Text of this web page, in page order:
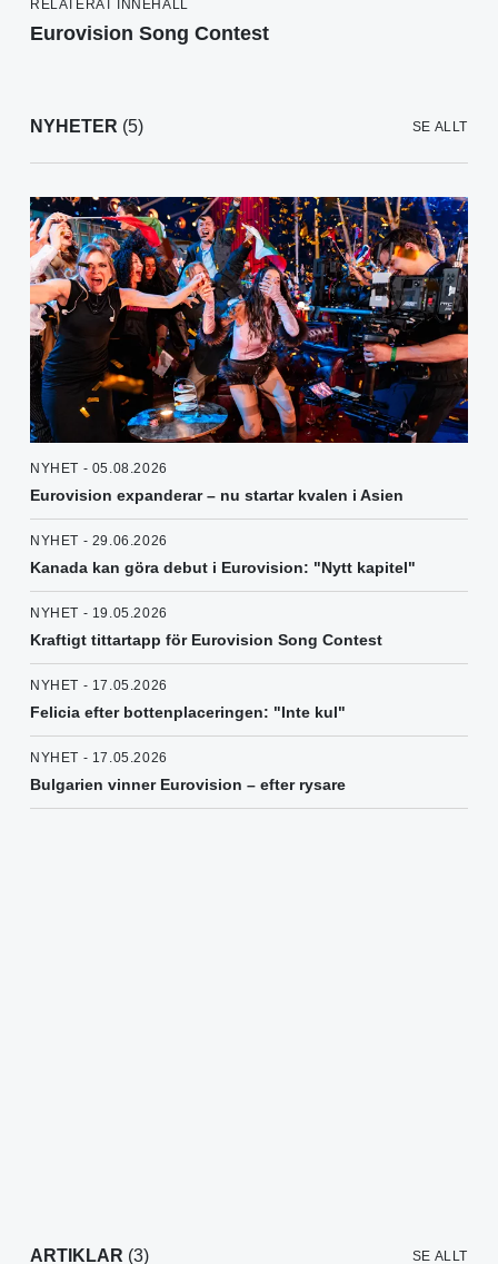
RELATERAT INNEHÅLL
Eurovision Song Contest
NYHETER (5) SE ALLT
NYHET - 05.08.2026
Eurovision expanderar – nu startar kvalen i Asien
NYHET - 29.06.2026
Kanada kan göra debut i Eurovision: "Nytt kapitel"
NYHET - 19.05.2026
Kraftigt tittartapp för Eurovision Song Contest
NYHET - 17.05.2026
Felicia efter bottenplaceringen: "Inte kul"
NYHET - 17.05.2026
Bulgarien vinner Eurovision – efter rysare
ARTIKLAR (3) SE ALLT